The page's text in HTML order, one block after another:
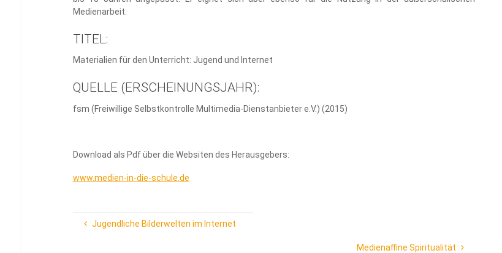
Medienarbeit.
TITEL:
Materialien für den Unterricht: Jugend und Internet
QUELLE (ERSCHEINUNGSJAHR):
fsm (Freiwillige Selbstkontrolle Multimedia-Dienstanbieter e.V.) (2015)
Download als Pdf über die Websiten des Herausgebers:
www.medien-in-die-schule.de
Jugendliche Bilderwelten im Internet
Medienaffine Spiritualität